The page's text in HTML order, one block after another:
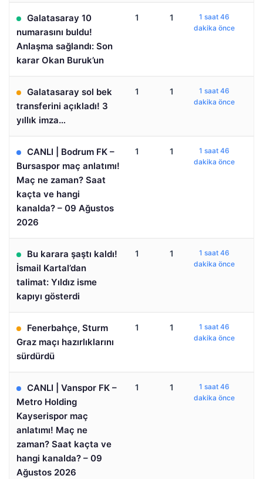
Galatasaray 10
numarasını buldu!
Anlaşma sağlandı: Son
karar Okan Buruk’un
1 1
1 saat 46
dakika önce
Galatasaray sol bek
transferini açıkladı! 3
yıllık imza…
1 1
1 saat 46
dakika önce
CANLI | Bodrum FK –
Bursaspor maç anlatımı!
Maç ne zaman? Saat
kaçta ve hangi
kanalda? – 09 Ağustos
2026
1 1
1 saat 46
dakika önce
Bu karara şaştı kaldı!
İsmail Kartal’dan
talimat: Yıldız isme
kapıyı gösterdi
1 1
1 saat 46
dakika önce
Fenerbahçe, Sturm
Graz maçı hazırlıklarını
sürdürdü
1 1
1 saat 46
dakika önce
CANLI | Vanspor FK –
Metro Holding
Kayserispor maç
anlatımı! Maç ne
zaman? Saat kaçta ve
hangi kanalda? – 09
Ağustos 2026
1 1
1 saat 46
dakika önce